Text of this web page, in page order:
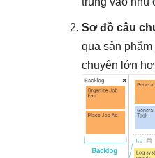
Sơ đồ câu
qua sản
chuyện lớn